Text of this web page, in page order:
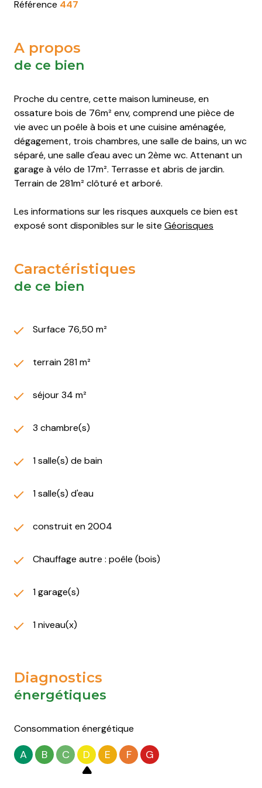
Saint-
Saint-
les-
Bains
Saint-
Saint-
les-
Bains
Saint-
Saint-
les-
Bains
Saint-
Saint-
les-
Bains
Référence 447
A propos
de ce bien
Proche du centre, cette maison lumineuse, en
ossature bois de 76m² env, comprend une pièce de
vie avec un poêle à bois et une cuisine aménagée,
dégagement, trois chambres, une salle de bains, un wc
séparé, une salle d'eau avec un 2ème wc. Attenant un
garage à vélo de 17m². Terrasse et abris de jardin.
Terrain de 281m² clôturé et arboré.
Les informations sur les risques auxquels ce bien est
exposé sont disponibles sur le site Géorisques
Caractéristiques
de ce bien
Surface 76,50 m²
terrain 281 m²
séjour 34 m²
3 chambre(s)
1 salle(s) de bain
1 salle(s) d'eau
construit en 2004
Chauffage autre : poêle (bois)
1 garage(s)
1 niveau(x)
Diagnostics
énergétiques
Consommation énergétique
A B C D E F G